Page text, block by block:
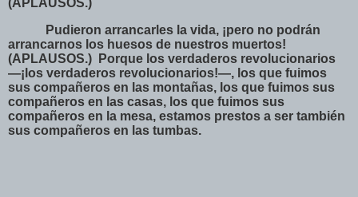
Pudieron arrancarles la vida, ¡pero no podrán
arrancarnos los huesos de nuestros muertos!
(APLAUSOS.)
Porque los verdaderos revolucionarios
—¡los verdaderos revolucionarios!—, los que fuimos
sus compañeros en las montañas, los que fuimos sus
compañeros en las casas, los que fuimos sus
compañeros en la mesa, estamos prestos a ser también
sus compañeros en las tumbas.